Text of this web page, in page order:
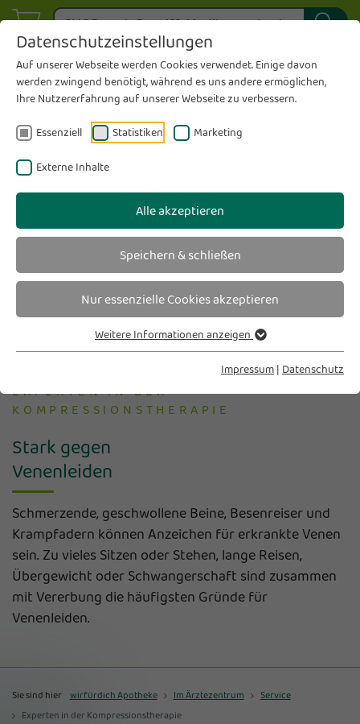
Datenschutzeinstellungen
Auf unserer Webseite werden Cookies verwendet. Einige davon
werden zwingend benötigt, während es uns andere ermöglichen,
Ihre Nutzererfahrung auf unserer Webseite zu verbessern.
Essenziell Statistiken Marketing
Externe Inhalte
Alle akzeptieren
Speichern & schließen
Nur essenzielle Cookies akzeptieren
Weitere Informationen anzeigen
Impressum | Datenschutz
EXPERTEN IN DER
KOMPRESSIONSTHERAPIE
Stark gegen
Venenleiden
Schmerzende, geschwollene Beine, Besenreiser und
Krampfadern können Anzeichen für erkrankte Venen
sein. Zu vieles Sitzen oder Stehen, lange Reisen,
Übergewicht oder Schwangerschaft sind zusammen
mit Vererbung die häufigsten Gründe für
Venenleiden.
Sie sind hier wirfürdich Apotheke Im Ärztezentrum
Service
Experten in der Kompressionstherapie